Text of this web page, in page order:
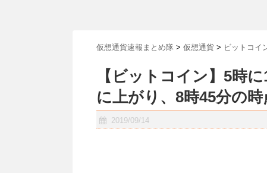
仮想通貨速報まとめ隊 > 仮想通貨 > ビットコイ
【ビットコイン】5時
に上がり、8時45分の
2019/09/14